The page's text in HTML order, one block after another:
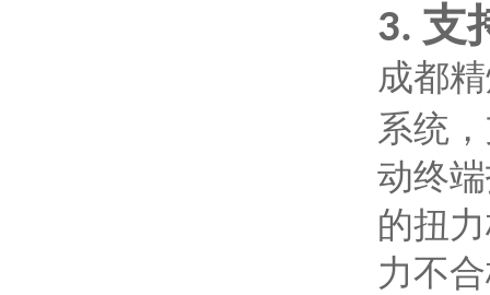
3. 支
成都
系统
动终
的扭
力不